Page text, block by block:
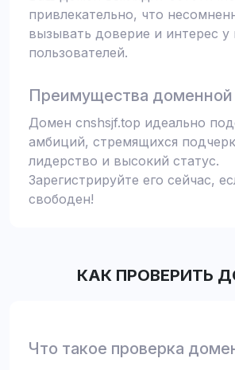
привлекательно, что
вызывать доверие и интерес у
пользователей.
Преимущества доменной
Домен cnshsjf.top идеально
амбиций, стремящихся
лидерство и высокий статус.
Зарегистрируйте его сейчас,
свободен!
КАК ПРОВЕРИТЬ
Что такое проверка